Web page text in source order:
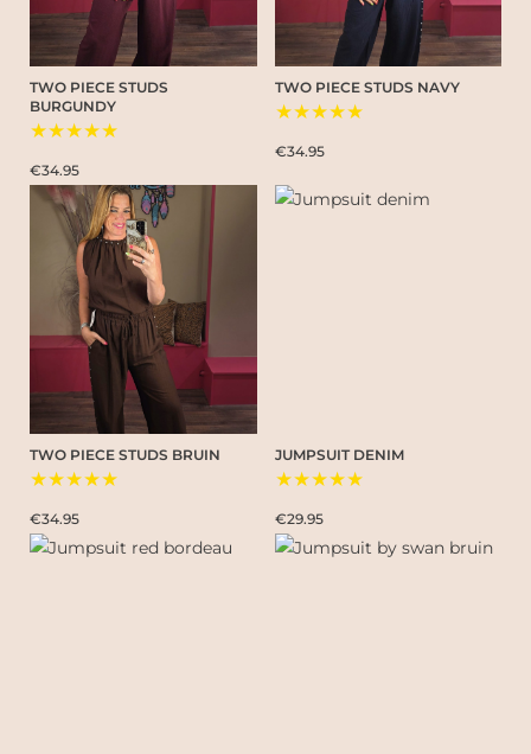
TWO PIECE STUDS
BURGUNDY
★★★★★
€34.95
TWO PIECE STUDS NAVY
★★★★★
€34.95
TWO PIECE STUDS BRUIN
★★★★★
€34.95
JUMPSUIT DENIM
★★★★★
€29.95